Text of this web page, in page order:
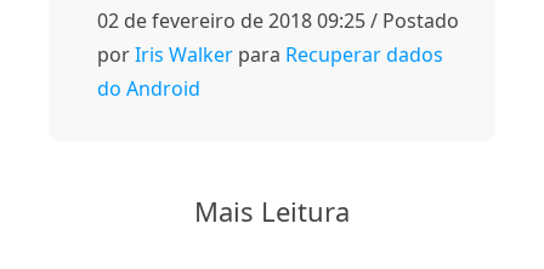
02 de fevereiro de 2018 09:25 / Postado
porIris Walker para Recuperar dados
do Android
Mais Leitura